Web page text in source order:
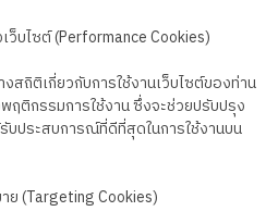
บไซต์ (Performance Cookies)
สถิติเกี่ยวกับการใช้งานเว็บไซต์ของท่าน
ฤติกรรมการใช้งาน ซึ่งจะช่วยปรับปรุง
บประสบการณ์ที่ดีที่สุดในการใช้งานบน
ย (Targeting Cookies)